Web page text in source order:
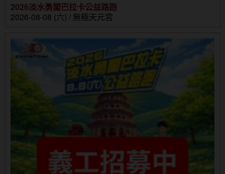
2026淡水勇闖巴拉卡公益路跑
2026-08-08 (六) / 無極天元宮